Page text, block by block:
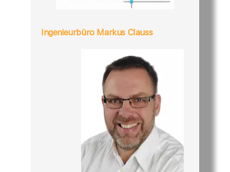
Ingenieurbüro Markus Clauss